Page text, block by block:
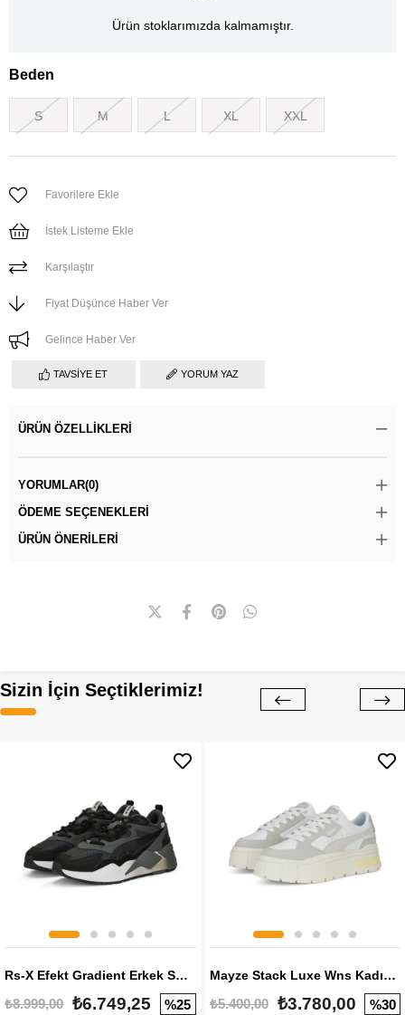
Ürün stoklarımızda kalmamıştır.
Beden
S M L XL XXL
Favorilere Ekle
İstek Listeme Ekle
Karşılaştır
Fiyat Düşünce Haber Ver
Gelince Haber Ver
TAVSIYE ET YORUM YAZ
ÜRÜN ÖZELLIKLERI
YORUMLAR(0)
ÖDEME SEÇENEKLERI
ÜRÜN ÖNERILERI
Sizin İçin Seçtiklerimiz!
Rs-X Efekt Gradient Erkek Sneaker
₺8.999,00 ₺6.749,25 %25
Mayze Stack Luxe Wns Kadın Sneaker
₺5.400,00 ₺3.780,00 %30